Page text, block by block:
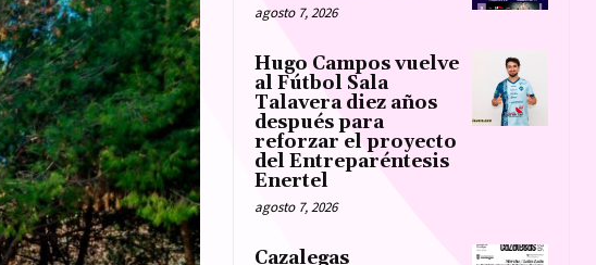
agosto 7, 2026
Hugo Campos vuelve
al Fútbol Sala
Talavera diez años
después para
reforzar el proyecto
del Entreparéntesis
Enertel
agosto 7, 2026
Cazalegas